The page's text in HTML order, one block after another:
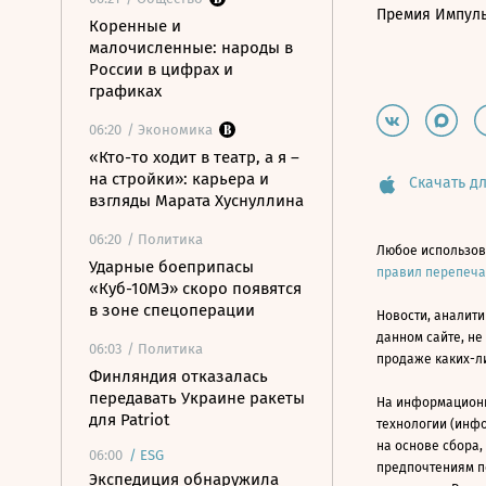
Коренные и
малочисленные: народы в
России в цифрах и
графиках
06:20 / Экономика
«Кто-то ходит в театр, а я –
на стройки»: карьера и
взгляды Марата Хуснуллина
06:20 / Политика
Ударные боеприпасы
«Куб-10МЭ» скоро появятся
в зоне спецоперации
06:03 / Политика
Финляндия отказалась
передавать Украине ракеты
для Patriot
06:00 / ESG
Экспедиция обнаружила
Премия
Скачать
Любое
правил
Новости,
данном сайте,
продаже каких-
На
технологии
на основе
предпочтениям